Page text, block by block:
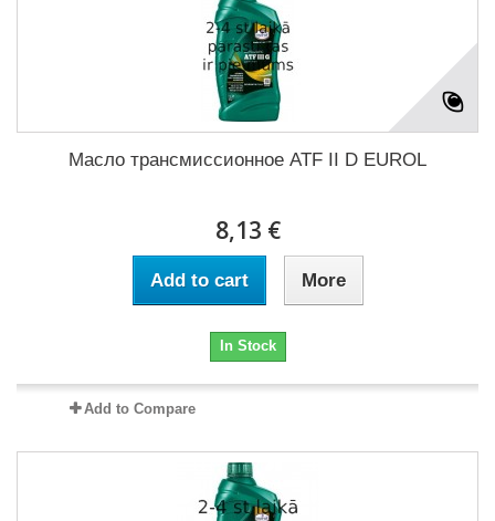
Масло трансмиссионное ATF II D EUROL
8,13 €
Add to cart More
In Stock
Add to Compare